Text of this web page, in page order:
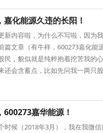
嘉化能源久违的长阳！
新内容啦，为什么不写啦，因为
篇文章（有牛样，600273嘉化能
民，貌似就是纯粹抱着挖苦我的
还会含蓄点，比如先问我一两只
600273嘉华能源！
时候（2018年3月），我在我微